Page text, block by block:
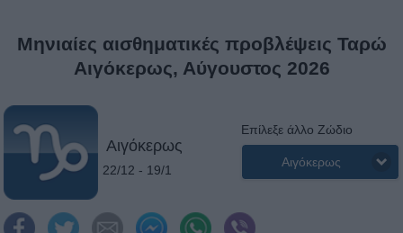
Μηνιαίες αισθηματικές προβλέψεις Ταρώ
Αιγόκερως, Αύγουστος 2026
Αιγόκερως
22/12 - 19/1
Επίλεξε άλλο Ζώδιο
Αιγόκερως